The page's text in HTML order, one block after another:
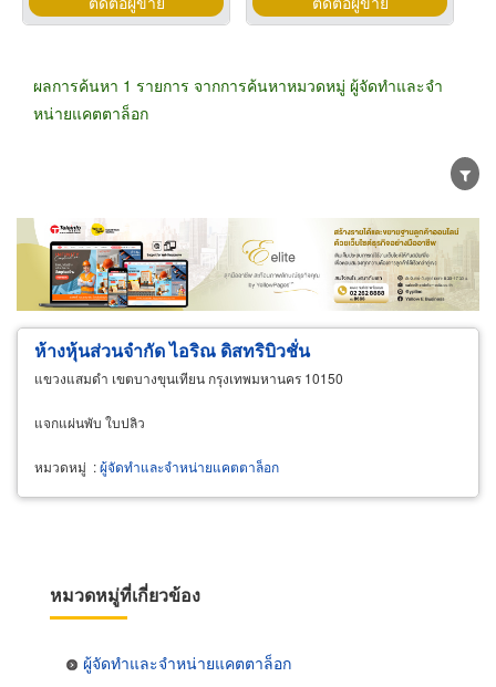
ผลการค้นหา 1 รายการ จากการค้นหาหมวดหมู่ ผู้จัดทำและจำ
หน่ายแคตตาล็อก
ขายส่ง ขายปลีก ผู้ผลิต
ตัวแทนจัดจำหน่าย
ผู้ส่งออก/นำเข้า
ธุรกิจบริการ
ห้างหุ้นส่วนจำกัด ไอริณ ดิสทริบิวชั่น
แขวงแสมดำ เขตบางขุนเทียน กรุงเทพมหานคร 10150
แจกแผ่นพับ ใบปลิว
หมวดหมู่ :ผู้จัดทำและจำหน่ายแคตตาล็อก
หมวดหมู่ที่เกี่ยวข้อง
ผู้จัดทำและจำหน่ายแคตตาล็อก